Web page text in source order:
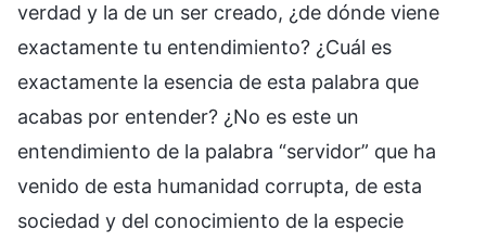
verdad y la de un ser creado, ¿de dónde viene
exactamente tu entendimiento? ¿Cuál es
exactamente la esencia de esta palabra que
acabas por entender? ¿No es este un
entendimiento de la palabra “servidor” que ha
venido de esta humanidad corrupta, de esta
sociedad y del conocimiento de la especie